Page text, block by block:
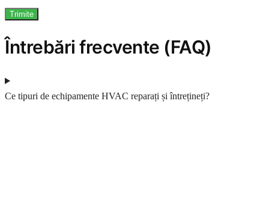
Întrebări frecvente (FAQ)
Ce tipuri de echipamente HVAC reparați și întrețineți?